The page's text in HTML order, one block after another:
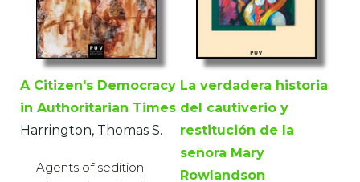
A Citizen's Democracy
in Authoritarian Times
Harrington, Thomas S.
Agents of sedition
La verdadera historia
del cautiverio y
restitución de la
señora Mary
Rowlandson